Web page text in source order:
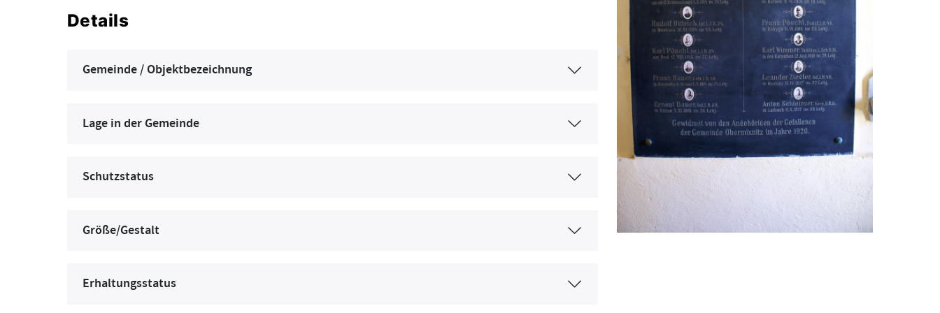
Details
Gemeinde / Objektbezeichnung
Lage in der Gemeinde
Schutzstatus
Größe/Gestalt
Erhaltungsstatus